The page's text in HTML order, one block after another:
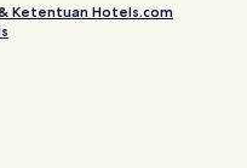
Ketentuan Hotels.com